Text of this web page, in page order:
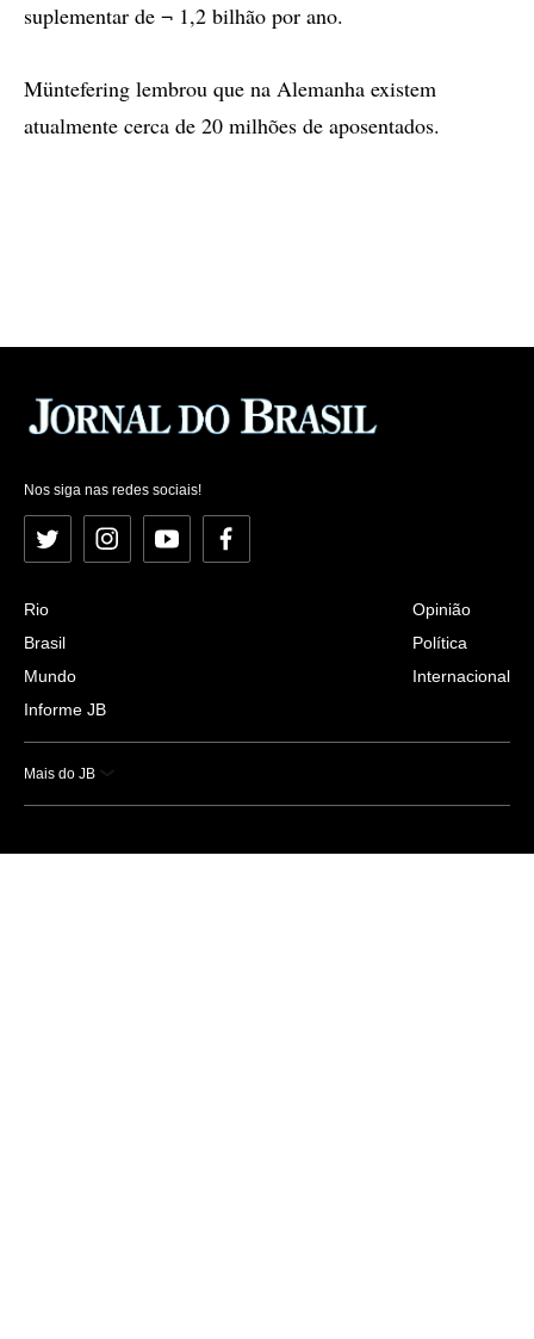
suplementar de ¬ 1,2 bilhão por ano.
Müntefering lembrou que na Alemanha existem
atualmente cerca de 20 milhões de aposentados.
Nos siga nas redes sociais!
Twitter InstagramYouTubeFacebook
Rio
Brasil
Mundo
Informe JB
Opinião
Política
Internacional
Mais do JB
Esportes